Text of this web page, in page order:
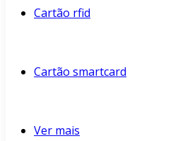
Cartão rfid
Cartão smartcard
Ver mais